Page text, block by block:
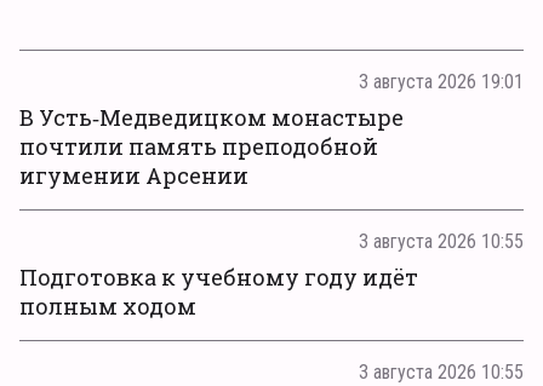
3 августа 2026 19:01
В Усть‑Медведицком монастыре
почтили память преподобной
игумении Арсении
3 августа 2026 10:55
Подготовка к учебному году идёт
полным ходом
3 августа 2026 10:55